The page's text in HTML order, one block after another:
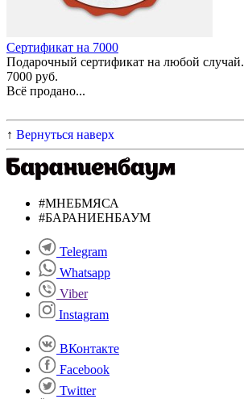
Сертификат на 7000
Подарочный сертификат на любой случай.
7000 руб.
Всё продано...
↑ Вернуться наверх
#МНЕБМЯСА
#БАРАНИЕНБАУМ
Telegram
Whatsapp
Viber
Instagram
ВКонтакте
Facebook
Twitter